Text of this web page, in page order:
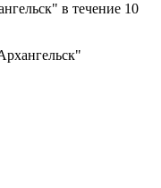
в течение 10